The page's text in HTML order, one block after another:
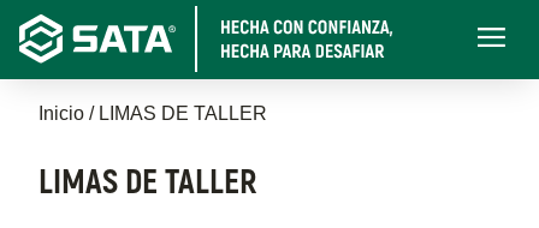
Pasar
contenido
principal
Main
Sobrescribir
enlaces
Inicio LIMAS DE TALLER
LIMAS DE TALLER